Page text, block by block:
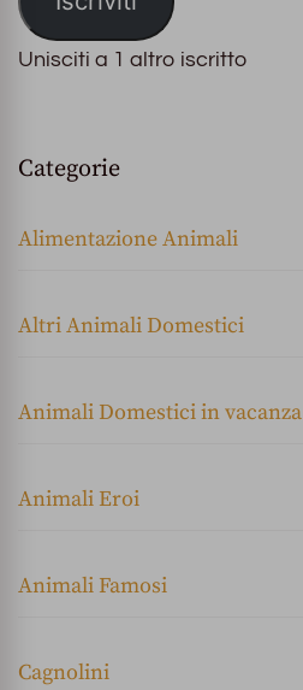
Unisciti a 1 altro iscritto
Categorie
Alimentazione Animali
Altri Animali Domestici
Animali Domestici in vacanza
Animali Eroi
Animali Famosi
Cagnolini